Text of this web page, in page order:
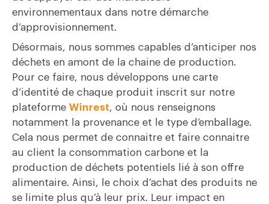
environnementaux dans notre démarche
d’approvisionnement.
Désormais, nous sommes capables d’anticiper nos
déchets en amont de la chaine de production.
Pour ce faire, nous développons une carte
d’identité de chaque produit inscrit sur notre
plateforme Winrest, où nous renseignons
notamment la provenance et le type d’emballage.
Cela nous permet de connaitre et faire connaitre
au client la consommation carbone et la
production de déchets potentiels lié à son offre
alimentaire. Ainsi, le choix d’achat des produits ne
se limite plus qu’à leur prix. Leur impact en